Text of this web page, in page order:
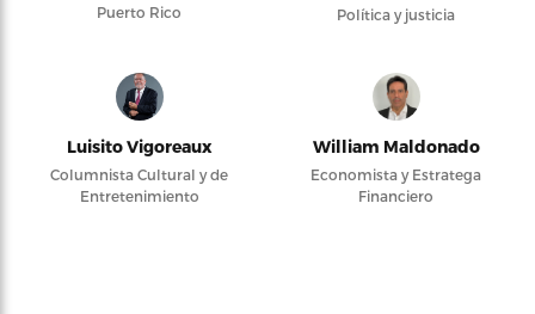
Puerto Rico
Política y justicia
Luisito Vigoreaux
Columnista Cultural y de
Entretenimiento
William Maldonado
Economista y Estratega
Financiero